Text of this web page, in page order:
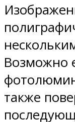
Возможно
также